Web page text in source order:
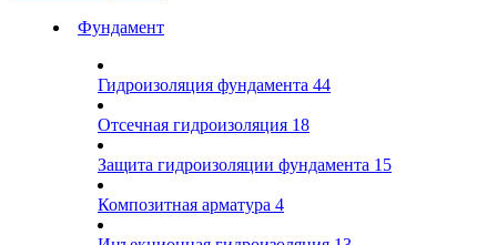
Фундамент
Гидроизоляция фундамента 44
Отсечная гидроизоляция 18
Защита гидроизоляции фундамента 15
Композитная арматура 4